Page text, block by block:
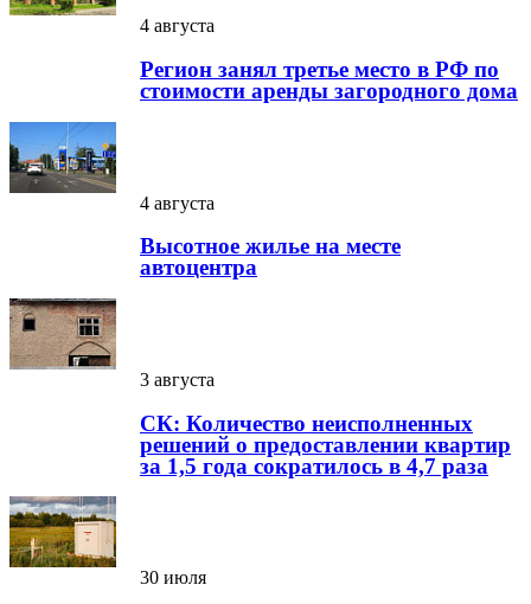
4 августа
Регион занял третье место в РФ по
стоимости аренды загородного дома
4 августа
Высотное жилье на месте
автоцентра
3 августа
СК: Количество неисполненных
решений о предоставлении квартир
за 1,5 года сократилось в 4,7 раза
30 июля